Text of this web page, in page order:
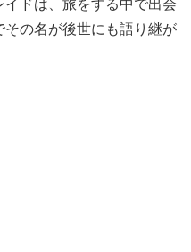
ドは、旅をする中で出会
の名が後世にも語り継が